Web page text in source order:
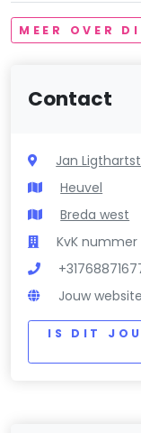
MEER OVER
Contact
Jan
Heuvel
Breda west
KvK
Jouw
IS DIT